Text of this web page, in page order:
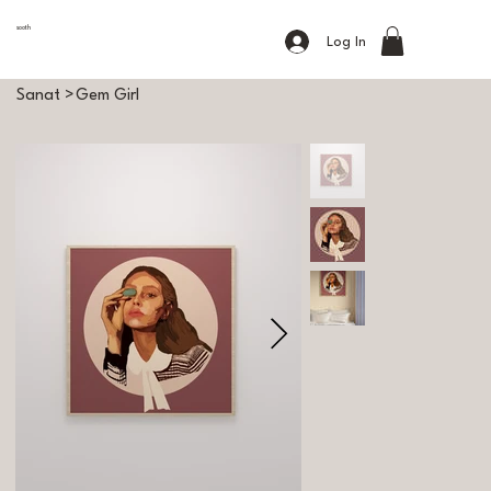
Log In
sooth
Sanat >Gem Girl